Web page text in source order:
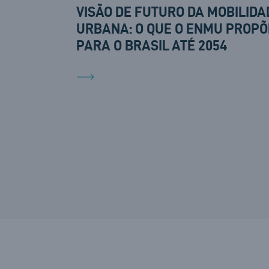
VISÃO DE FUTURO DA
URBANA: O QUE O ENMU
PARA O BRASIL ATÉ 2054